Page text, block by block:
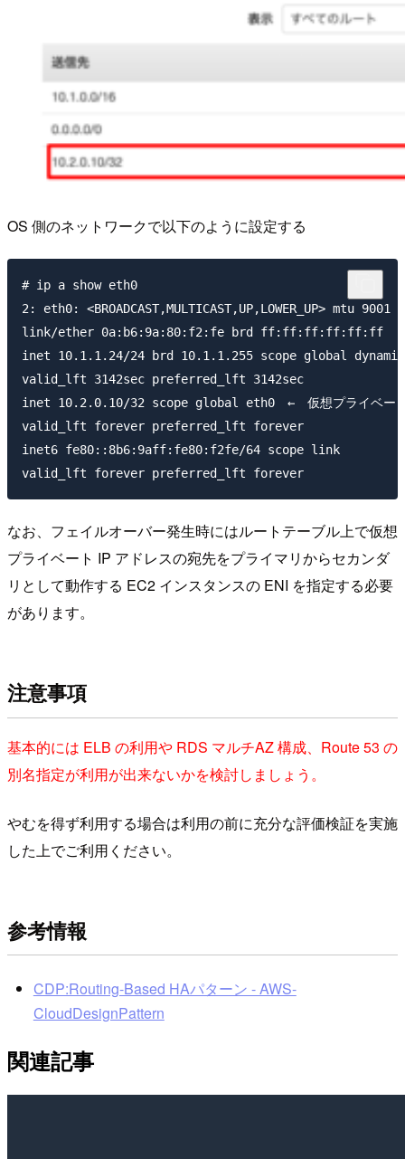
OS 側のネットワークで以下のように設定する
# ip a show eth0
2: eth0: <BROADCAST,MULTICAST,UP,LOWER_UP>
link/ether 0a:b6:9a:80:f2:fe brd ff:ff:ff:ff:ff:ff
inet 10.1.1.24/24 brd 10.1.1.255 scope global
valid_lft 3142sec preferred_lft 3142sec
inet 10.2.0.10/32 scope global eth0　←　仮想プライベート
valid_lft forever preferred_lft forever
inet6 fe80::8b6:9aff:fe80:f2fe/64 scope link
なお、フェイルオーバー発生時にはルートテーブル上で仮想
プライベート IP アドレスの宛先をプライマリからセカンダ
リとして動作する EC2 インスタンスの ENI を指定する必要
があります。
注意事項
基本的には ELB の利用や RDS マルチAZ 構成、Route 53 の
別名指定が利用が出来ないかを検討しましょう。
やむを得ず利用する場合は利用の前に充分な評価検証を実施
した上でご利用ください。
参考情報
CDP:Routing-Based HAパターン - AWS-
CloudDesignPattern
関連記事